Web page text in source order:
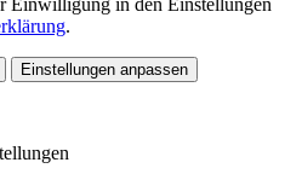
Einwilligung in den Einstellungen
.
Einstellungen anpassen